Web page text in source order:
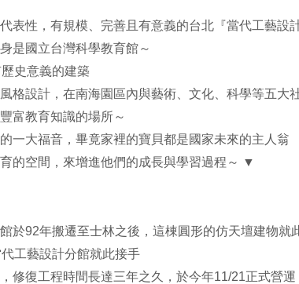
表性，有規模、完善且有意義的台北『當代工藝設計
是國立台灣科學教育館～
史意義的建築
格設計，在南海園區內與藝術、文化、科學等五大
富教育知識的場所～
一大福音，畢竟家裡的寶貝都是國家未來的主人翁
的空間，來增進他們的成長與學習過程～ ▼
於92年搬遷至士林之後，這棟圓形的仿天壇建物就
工藝設計分館就此接手
修復工程時間長達三年之久，於今年11/21正式營運